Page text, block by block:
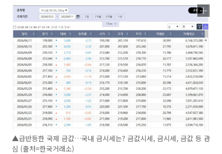
▲급반등한 국제 금값…국내 금시세는? 금값시세, 금시세, 금값 등 관
심 (출처=한국거래소)